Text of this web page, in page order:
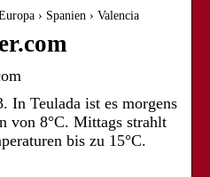
› Spanien › Valencia
In Teulada ist es morgens
von 8°C. Mittags strahlt
bis zu 15°C.